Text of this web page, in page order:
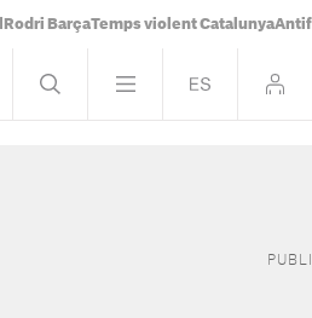
Rodri BarçaTemps violent Catalunya